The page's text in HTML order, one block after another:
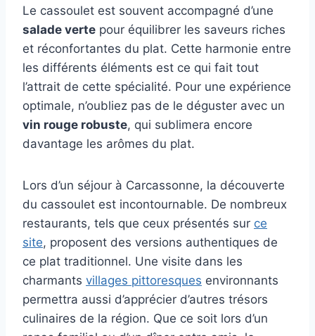
Le cassoulet est souvent accompagné d’une
salade verte pour équilibrer les saveurs riches
et réconfortantes du plat. Cette harmonie entre
les différents éléments est ce qui fait tout
l’attrait de cette spécialité. Pour une expérience
optimale, n’oubliez pas de le déguster avec un
vin rouge robuste, qui sublimera encore
davantage les arômes du plat.
Lors d’un séjour à Carcassonne, la découverte
du cassoulet est incontournable. De nombreux
restaurants, tels que ceux présentés sur ce
site, proposent des versions authentiques de
ce plat traditionnel. Une visite dans les
charmants villages pittoresques environnants
permettra aussi d’apprécier d’autres trésors
culinaires de la région. Que ce soit lors d’un